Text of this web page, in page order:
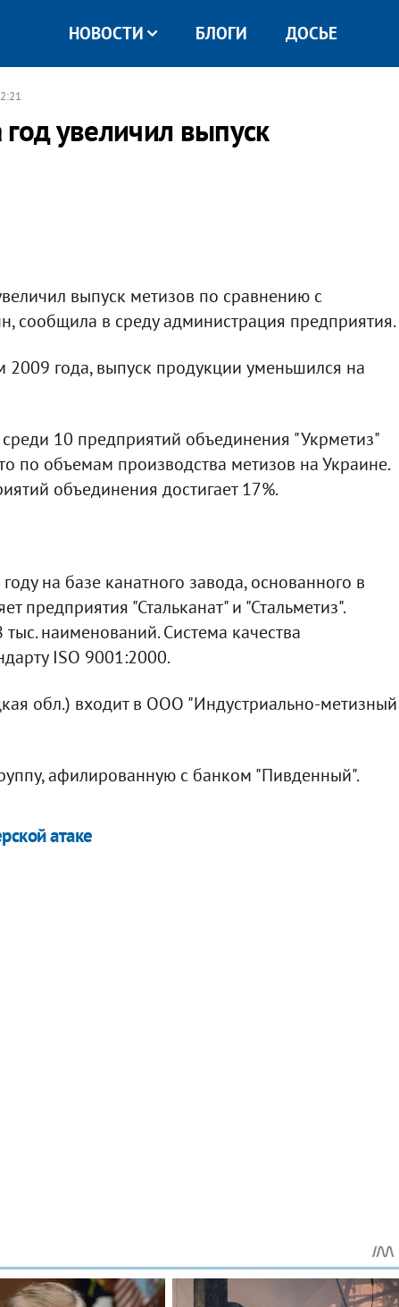
НОВОСТИ БЛОГИ ДОСЬЕ
год увеличил выпуск
выпуск метизов по сравнению с
сообщила в среду администрация предприятия.
года, выпуск продукции уменьшился на
10 предприятий объединения "Укрметиз"
по объемам производства метизов на Украине.
объединения достигает 17%.
на базе канатного завода, основанного в
предприятия "Стальканат" и "Стальметиз".
наименований. Система качества
ISO 9001:2000.
обл.) входит в ООО "Индустриально-метизный
афилированную с банком "Пивденный".
атаке